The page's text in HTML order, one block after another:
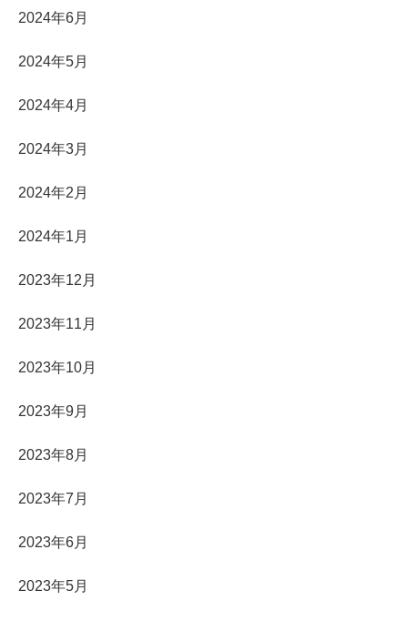
2024年6月
2024年5月
2024年4月
2024年3月
2024年2月
2024年1月
2023年12月
2023年11月
2023年10月
2023年9月
2023年8月
2023年7月
2023年6月
2023年5月